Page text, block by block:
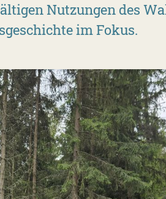
Nutzungen des
im Fokus.